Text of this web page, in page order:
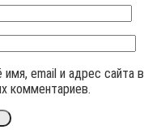
имя, email и адрес сайта
комментариев.